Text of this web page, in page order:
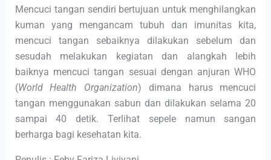
Mencuci tangan sendiri bertujuan untuk menghilangkan
kuman yang mengancam tubuh dan imunitas kita,
mencuci tangan sebaiknya dilakukan sebelum dan
sesudah melakukan kegiatan dan alangkah lebih
baiknya mencuci tangan sesuai dengan anjuran WHO
(World Health Organization) dimana harus mencuci
tangan menggunakan sabun dan dilakukan selama 20
sampai 40 detik. Terlihat sepele namun sangan
berharga bagi kesehatan kita.